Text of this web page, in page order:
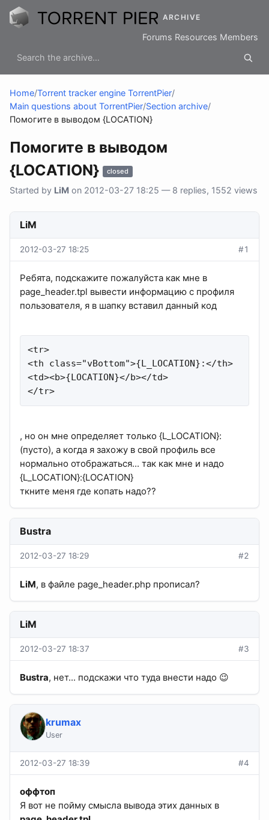
ARCHIVE
Forums Resources Members
Home/Torrent tracker engine TorrentPier/
Main questions about TorrentPier/Section archive/
Помогите в выводом {LOCATION}
Помогите в выводом
{LOCATION}
closed
Started by LiM on 2012-03-27 18:25 — 8 replies, 1552 views
LiM
2012-03-27 18:25 #1
Ребята, подскажите пожалуйста как мне в
page_header.tpl вывести информацию с профиля
пользователя, я в шапку вставил данный код
<tr>
<th class="vBottom">{L_LOCATION}:</th>
<td><b>{LOCATION}</b></td>
</tr>
, но он мне определяет только {L_LOCATION}:
(пусто), а когда я захожу в свой профиль все
нормально отображаться... так как мне и надо
{L_LOCATION}:{LOCATION}
ткните меня где копать надо??
Bustra
2012-03-27 18:29 #2
LiM, в файле page_header.php прописал?
LiM
2012-03-27 18:37 #3
Bustra, нет... подскажи что туда внести надо 😉
krumax
User
2012-03-27 18:39 #4
оффтоп
Я вот не пойму смысла вывода этих данных в